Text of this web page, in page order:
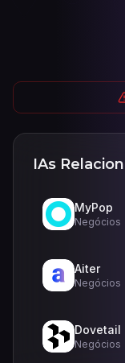
IAs
MyPop
Negócios
Aiter
Negócios
Dovetail
Negócios